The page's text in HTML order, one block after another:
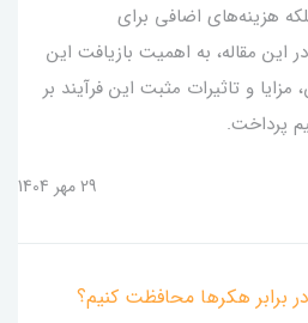
هزینه‌های اضافی برای
این مقاله، به اهمیت بازیافت این
و تاثیرات مثبت این فرآیند بر
پرداخت.
29 مهر 1404